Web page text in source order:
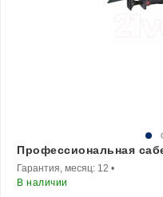
Профессиональная
Гарантия, месяц: 12 •
В наличии